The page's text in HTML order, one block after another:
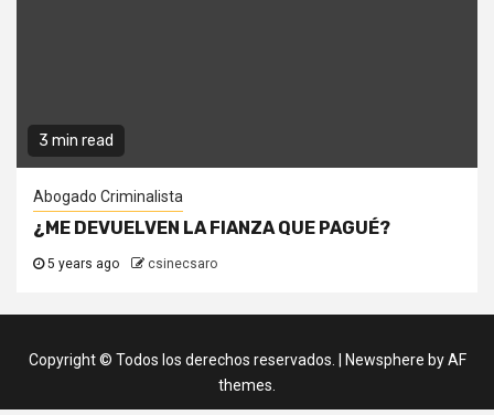
3 min read
Abogado Criminalista
¿ME DEVUELVEN LA FIANZA QUE PAGUÉ?
5 years ago csinecsaro
Copyright © Todos los derechos reservados. Newsphere by AF
themes.